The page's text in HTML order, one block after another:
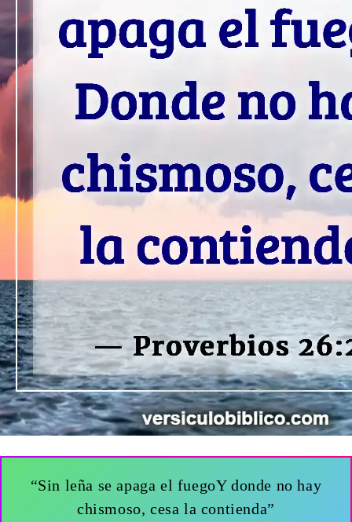
“Sin leña se apaga el fuegoY donde no hay
chismoso, cesa la contienda”